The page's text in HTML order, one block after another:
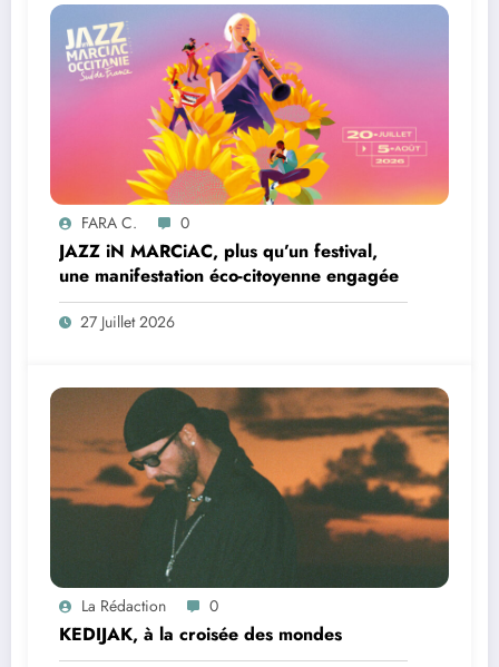
FARA C. 0
JAZZ iN MARCiAC, plus qu’un festival,
une manifestation éco-citoyenne engagée
27 Juillet 2026
La Rédaction 0
KEDIJAK, à la croisée des mondes